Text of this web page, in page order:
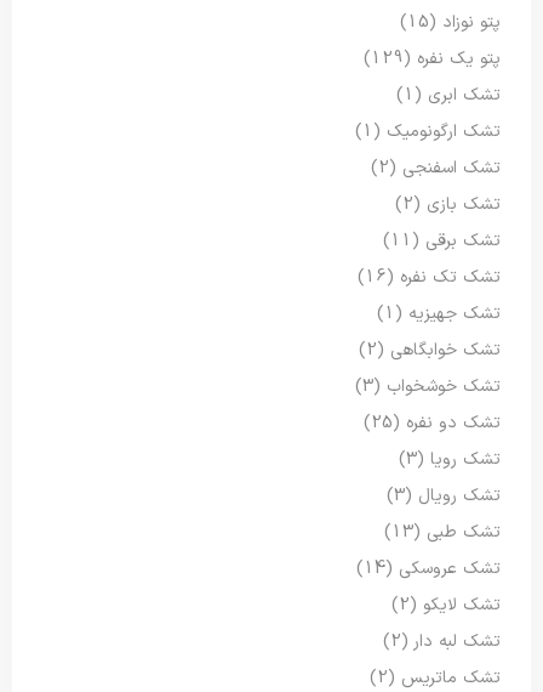
پتو نوزاد (15)
پتو یک نفره (129)
تشک ابری (1)
تشک ارگونومیک (1)
تشک اسفنجی (2)
تشک بازی (2)
تشک برقی (11)
تشک تک نفره (16)
تشک جهیزیه (1)
تشک خوابگاهی (2)
تشک خوشخواب (3)
تشک دو نفره (25)
تشک رویا (3)
تشک رویال (3)
تشک طبی (13)
تشک عروسکی (14)
تشک لایکو (2)
تشک لبه دار (2)
تشک ماتریس (2)